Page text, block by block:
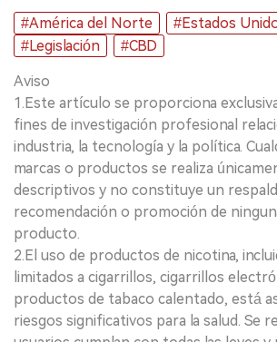
#América del Norte
#Estados
#Legislación
#CBD
Aviso
1.Este artículo se proporciona
fines de investigación profesional
industria, la tecnología y la política.
marcas o productos se realiza
descriptivos y no constituye un
recomendación o promoción de
producto.
2.El uso de productos de nicotina,
limitados a cigarrillos, cigarrillos
productos de tabaco calentado, está
riesgos significativos para la salud. Se